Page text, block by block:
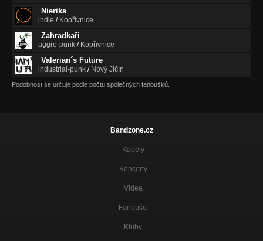
Nierika
indie / Kopřivnice
Zahradkaři
aggro-punk / Kopřivnice
Valerian´s Future
industrial-punk / Nový Jičín
Podobnost se určuje podle počtu společných fanoušků.
Bandzone.cz
Kapely
Koncerty
Videa
Fanoušci
Kluby